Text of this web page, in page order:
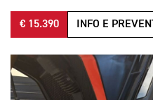
€ 15.390 INFO E